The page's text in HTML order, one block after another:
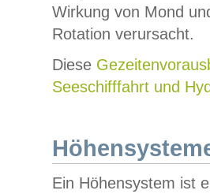
Wirkung von Mond
Rotation verursacht.
Diese
Seeschifffahrt und
Ein Höhensystem ist